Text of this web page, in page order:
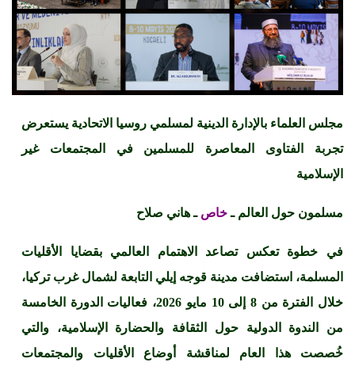
مجلس العلماء بالإدارة الدينية لمسلمي روسيا الاتحادية يستعرض
تجربة الفتاوى المعاصرة للمسلمين في المجتمعات غير
الإسلامية
مسلمون حول العالم ـخاص ـ هاني صلاح
في خطوة تعكس تصاعد الاهتمام العالمي بقضايا الأقليات
المسلمة، استضافت مدينة قوجه إيلي التابعة لشمال غرب تركيا،
خلال الفترة من 8 إلى 10 مايو 2026، فعاليات الدورة الخامسة
من الندوة الدولية حول الثقافة والحضارة الإسلامية، والتي
خُصصت هذا العام لمناقشة أوضاع الأقليات والمجتمعات